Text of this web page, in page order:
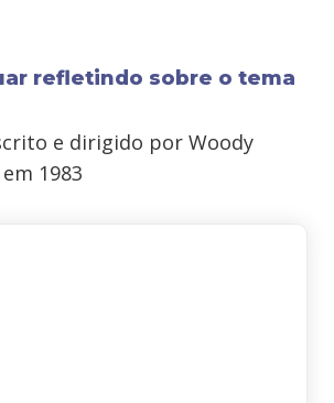
refletindo sobre o tema
e dirigido por Woody
1983